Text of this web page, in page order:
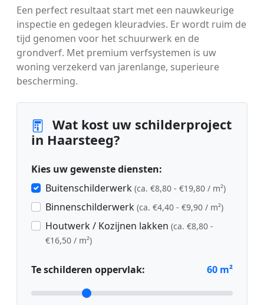
Een perfect resultaat start met een nauwkeurige
inspectie en gedegen kleuradvies. Er wordt ruim de
tijd genomen voor het schuurwerk en de
grondverf. Met premium verfsystemen is uw
woning verzekerd van jarenlange, superieure
bescherming.
Wat kost uw schilderproject
in Haarsteeg?
Kies uw gewenste diensten:
Buitenschilderwerk (ca. €8,80 - €19,80 / m²)
Binnenschilderwerk (ca. €4,40 - €9,90 / m²)
Houtwerk / Kozijnen lakken (ca. €8,80 -
€16,50 / m²)
Te schilderen oppervlak: 60 m²